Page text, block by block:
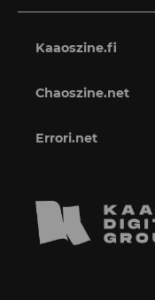
Kaaoszine.fi
Chaoszine.net
Errori.net